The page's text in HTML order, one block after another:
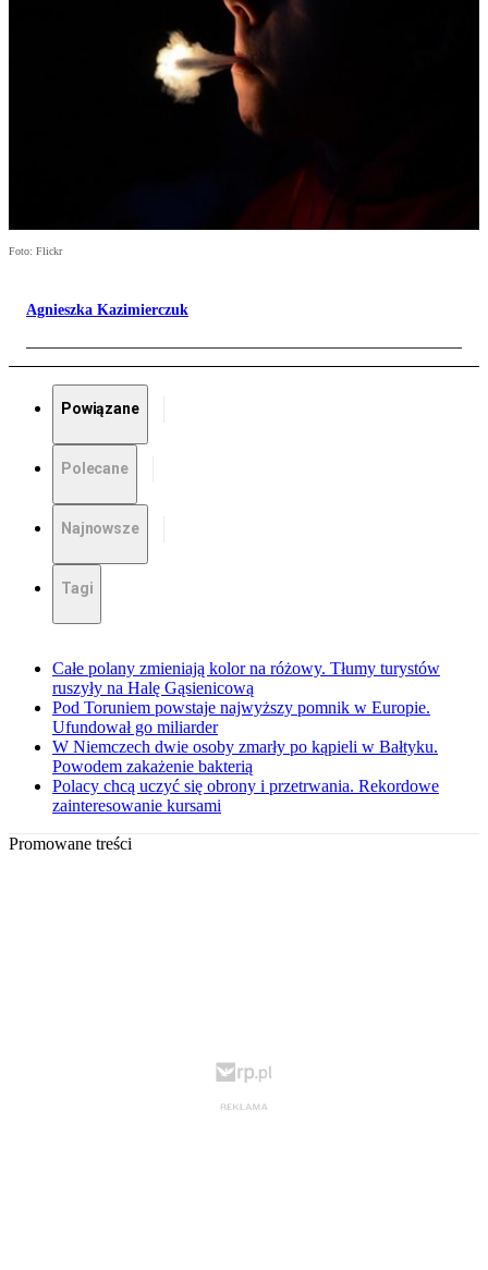
Foto: Flickr
Agnieszka Kazimierczuk
Powiązane
Polecane
Najnowsze
Tagi
Całe polany zmieniają kolor na różowy. Tłumy turystów
ruszyły na Halę Gąsienicową
Pod Toruniem powstaje najwyższy pomnik w Europie.
Ufundował go miliarder
W Niemczech dwie osoby zmarły po kąpieli w Bałtyku.
Powodem zakażenie bakterią
Polacy chcą uczyć się obrony i przetrwania. Rekordowe
zainteresowanie kursami
Promowane treści